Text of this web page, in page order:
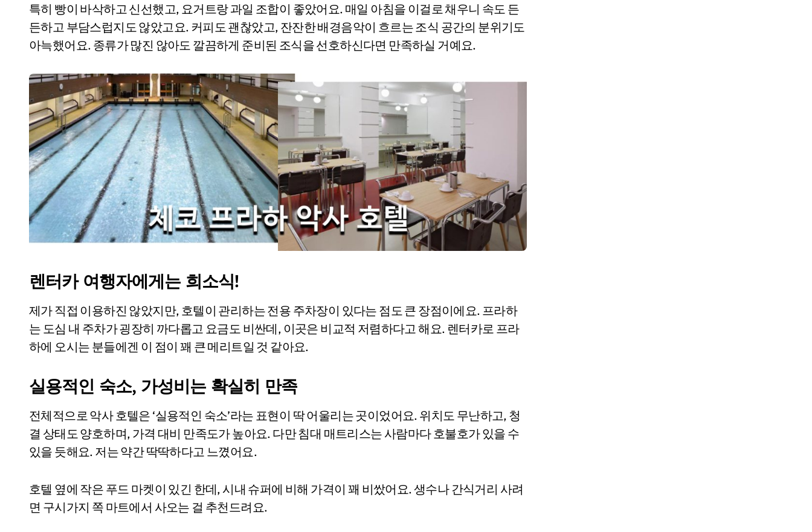
특히 빵이 바삭하고 신선했고, 요거트랑 과일 조합이 좋았어요. 매일 아침을 이걸로 채우니 속도 든
든하고 부담스럽지도 않았고요. 커피도 괜찮았고, 잔잔한 배경음악이 흐르는 조식 공간의 분위기도
아늑했어요. 종류가 많진 않아도 깔끔하게 준비된 조식을 선호하신다면 만족하실 거예요.
렌터카 여행자에게는 희소식!
제가 직접 이용하진 않았지만, 호텔이 관리하는 전용 주차장이 있다는 점도 큰 장점이에요. 프라하
는 도심 내 주차가 굉장히 까다롭고 요금도 비싼데, 이곳은 비교적 저렴하다고 해요. 렌터카로 프라
하에 오시는 분들에겐 이 점이 꽤 큰 메리트일 것 같아요.
실용적인 숙소, 가성비는 확실히 만족
전체적으로 악사 호텔은 ‘실용적인 숙소’라는 표현이 딱 어울리는 곳이었어요. 위치도 무난하고, 청
결 상태도 양호하며, 가격 대비 만족도가 높아요. 다만 침대 매트리스는 사람마다 호불호가 있을 수
있을 듯해요. 저는 약간 딱딱하다고 느꼈어요.
호텔 옆에 작은 푸드 마켓이 있긴 한데, 시내 슈퍼에 비해 가격이 꽤 비쌌어요. 생수나 간식거리 사려
면 구시가지 쪽 마트에서 사오는 걸 추천드려요.